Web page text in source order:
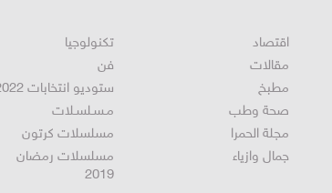
اقتصاد
مقالات
مطبخ
صحة وطب
مجلة الحمرا
جمال وازياء
تكنولوجيا
فن
ستوديو انتخابات 2022
مـسـلسـلات
مسلسلات كرتون
مسلسلات رمضان
2019